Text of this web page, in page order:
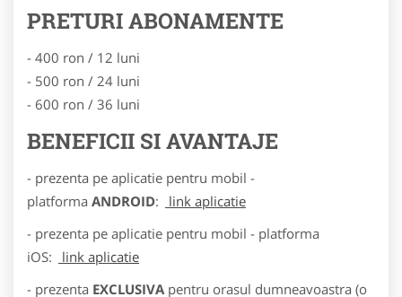
PRETURI ABONAMENTE
- 400 ron / 12 luni
- 500 ron / 24 luni
- 600 ron / 36 luni
BENEFICII SI AVANTAJE
- prezenta pe aplicatie pentru mobil -
platforma ANDROID:
link aplicatie
- prezenta pe aplicatie pentru mobil - platforma
iOS:
link aplicatie
- prezenta EXCLUSIVA pentru orasul dumneavoastra (o